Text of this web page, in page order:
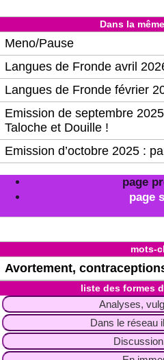
Dans la
Meno/Pause
Langues de Fronde avril
Langues de Fronde février
Emission de septembre
Taloche et Douille !
Emission d’octobre 2025 :
page
page
mots-
Avortement,
liste des formes
Analyses,
Dans le réseau